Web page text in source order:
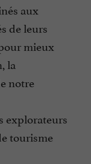
aux
de leurs
mieux
la
notre
explorateurs
tourisme